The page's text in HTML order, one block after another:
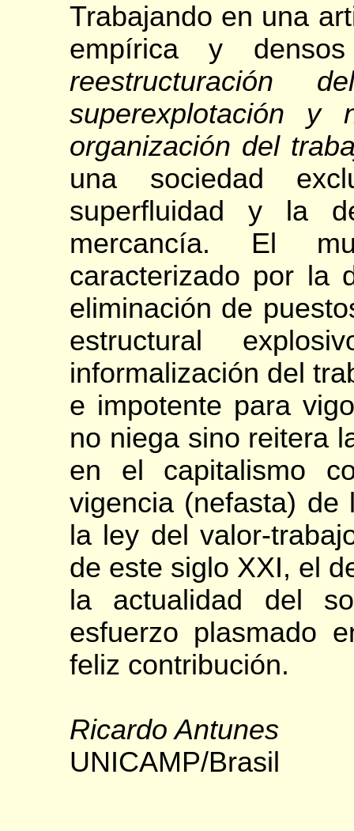
Trabajando en una
empírica y
reestructuración
superexplotación y
organización del
una sociedad
superfluidad y la
mercancía. El
caracterizado por la
eliminación de
estructural
informalización del
e impotente para
no niega sino reitera
en el capitalismo
vigencia (nefasta) de
la ley del valor-
de este siglo XXI, el
la actualidad del
esfuerzo plasmado
feliz contribución.
Ricardo Antunes
UNICAMP/Brasil